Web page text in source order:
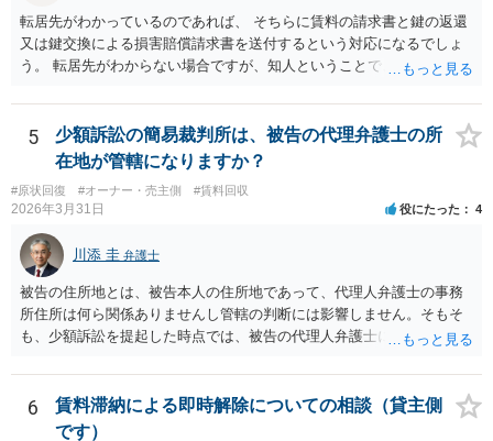
転居先がわかっているのであれば、 そちらに賃料の請求書と鍵の返還
又は鍵交換による損害賠償請求書を送付するという対応になるでしょ
う。 転居先がわからない場合ですが、知人ということで、連絡がつく
で、適切な対応が望めない場合は、債権回収を弁護士に依頼すること
をご検討ください。
5
少額訴訟の簡易裁判所は、被告の代理弁護士の所
在地が管轄になりますか？
#原状回復 #オーナー・売主側 #賃料回収
2026年3月31日 役にたった 4
川添 圭 弁護士
被告の住所地とは、被告本人の住所地であって、代理人弁護士の事務
所住所は何ら関係ありませんし管轄の判断には影響しません。そもそ
も、少額訴訟を提起した時点では、被告の代理人弁護士には民事訴訟
6
賃料滞納による即時解除についての相談（貸主側
です）